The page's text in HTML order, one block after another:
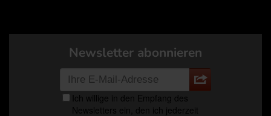
Newsletter abonnieren